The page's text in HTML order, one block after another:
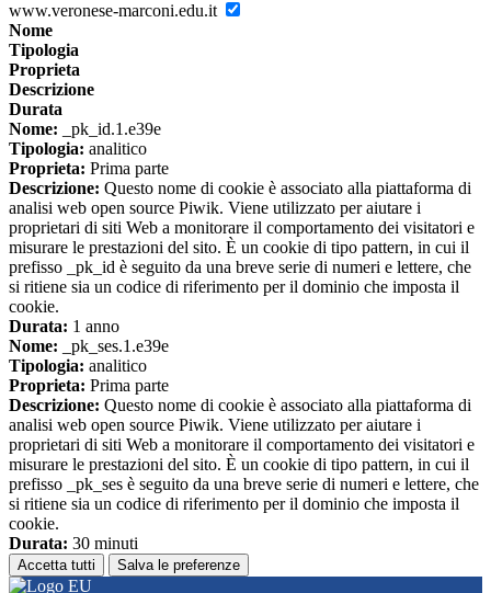
www.veronese-marconi.edu.it
Nome
Tipologia
Proprieta
Descrizione
Durata
Nome: _pk_id.1.e39e
Tipologia: analitico
Proprieta: Prima parte
Descrizione: Questo nome di cookie è associato alla piattaforma di
analisi web open source Piwik. Viene utilizzato per aiutare i
proprietari di siti Web a monitorare il comportamento dei visitatori e
misurare le prestazioni del sito. È un cookie di tipo pattern, in cui il
prefisso _pk_id è seguito da una breve serie di numeri e lettere, che
si ritiene sia un codice di riferimento per il dominio che imposta il
cookie.
Durata: 1 anno
Nome: _pk_ses.1.e39e
Tipologia: analitico
Proprieta: Prima parte
Descrizione: Questo nome di cookie è associato alla piattaforma di
analisi web open source Piwik. Viene utilizzato per aiutare i
proprietari di siti Web a monitorare il comportamento dei visitatori e
misurare le prestazioni del sito. È un cookie di tipo pattern, in cui il
prefisso _pk_ses è seguito da una breve serie di numeri e lettere, che
si ritiene sia un codice di riferimento per il dominio che imposta il
cookie.
Durata: 30 minuti
Accetta tutti Salva le preferenze